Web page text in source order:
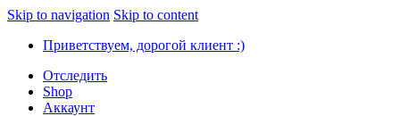
Skip to navigation Skip to content
Приветствуем, дорогой клиент :)
Отследить
Shop
Аккаунт